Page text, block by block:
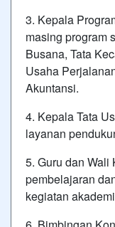
3. Kepala
masing program
Busana, Tata
Usaha
Akuntansi.
4. Kepala Tata
layanan
5. Guru dan Wali
pembelajaran
kegiatan